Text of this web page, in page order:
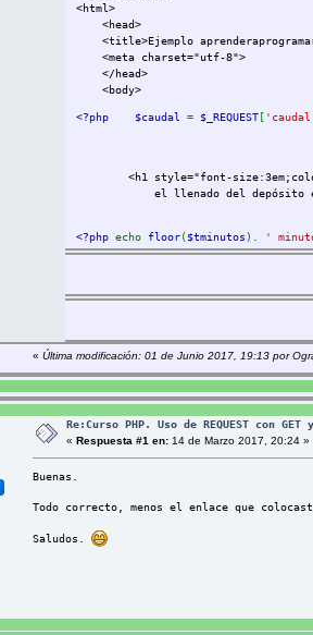
Introduzca el diámetro del
<br/> <br/>
Introduzca la altura del
</form>
</html>
<html>
<head>
<title>Ejemplo
<meta charset="utf-8">
</head>
<body>
<?php    $caudal = $_REQUEST[
<h1 style="font-
el llenado del depósito
<?php echo floor( $tminutos ). '
</h1>
Saludos
« Última modificación: 01 de Junio 2017, 19:13 por
Re:Curso PHP. Uso de REQUEST con GET
« Respuesta #1 en: 14 de Marzo 2017, 20:24 »
Buenas.
Todo correcto, menos el enlace que
Saludos.